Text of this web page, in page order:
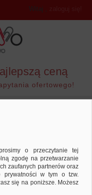
ceną
ofertowego!
Witaj ,
o przeczytanie tej
zgodę na przetwarzanie
zaufanych partnerów oraz
prywatności w tym o tzw.
się na poniższe. Możesz